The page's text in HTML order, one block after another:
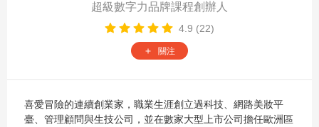
超級數字力品牌課程創辦人
4.9 (22)
add 關注
喜愛冒險的連續創業家，職業生涯創立過科技、網路美妝平
臺、管理顧問與生技公司，並在數家大型上市公司擔任歐洲區